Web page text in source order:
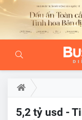
5,2 tỷ usd -